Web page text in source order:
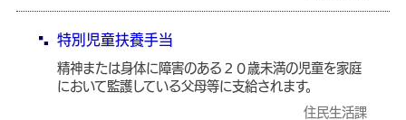
特別児童扶養手当
精神または身体に障害のある２０歳未満の児童を家庭
において監護している父母等に支給されます。
住民生活課